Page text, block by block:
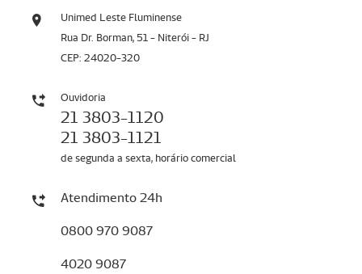
Unimed Leste Fluminense
Rua Dr. Borman, 51 - Niterói - RJ
CEP: 24020-320
Ouvidoria
21 3803-1120
21 3803-1121
de segunda a sexta, horário comercial
Atendimento 24h
0800 970 9087
4020 9087